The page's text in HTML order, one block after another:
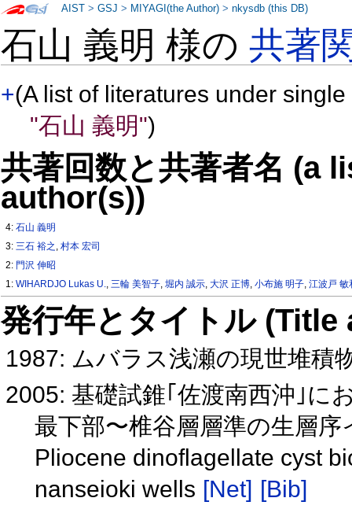
石山 義明 様の共著
+(A list of literatures under
"石山 義明")
共著回数と共著者名 (a
author(s))
4:石山 義明
3:三石 裕之 ,村本 宏司
2: 門沢 伸昭
1:WIHARDJO Lukas U.,三輪 美智子,堀内 誠示,大沢 正博,小布施 明子,江波戸 敏
発行年とタイトル
1987: ムバラス浅瀬の現世堆積
2005: 基礎試錐｢佐渡南西沖｣に
最下部〜椎谷層層準の生層
Pliocene dinoflagellate cyst
nanseioki wells [Net] [Bib]
AIST >GSJ > MIYAGI(the Author) >nkysdb (this DB)